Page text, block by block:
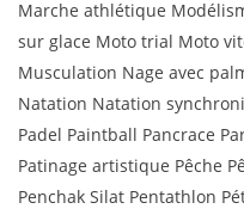
Marche athlétique
sur glace Moto trial Moto
Musculation Nage avec
Natation Natation
Padel Paintball Pancrace
Patinage artistique Pêche
Penchak Silat Pentathlon